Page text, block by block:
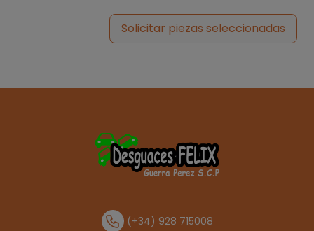
Solicitar piezas seleccionadas
(+34) 928 715008